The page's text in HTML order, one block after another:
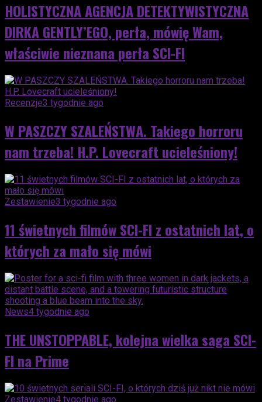
HOLISTYCZNA AGENCJA DETEKTYWISTYCZNA
DIRKA GENTLY’EGO, perła, mówię Wam,
właściwie nieznana perła SCI-FI
Recenzje3 tygodnie ago
W PASZCZY SZALEŃSTWA. Takiego horroru
nam trzeba! H.P. Lovecraft ucieleśniony!
Zestawienie3 tygodnie ago
11 świetnych filmów SCI-FI z ostatnich lat, o
których za mało się mówi
News4 tygodnie ago
THE UNSTOPPABLE, kolejna wielka saga SCI-
FI na Prime
Zestawienie4 tygodnie ago